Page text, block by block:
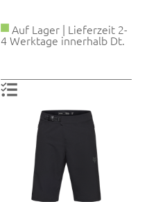
Auf Lager | Lieferzeit 2-
4 Werktage innerhalb Dt.